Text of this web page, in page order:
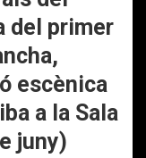
del primer
escènica
a la Sala
juny)